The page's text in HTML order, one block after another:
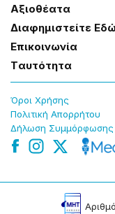
Αξɩοθέατα
Δɩαφημɩστείτε
Επɩκοɩνωνία
Tαυτότητα
Όροɩ Χρήσης
Πολɩτɩκή Απορρήτου
Δήλωση Συμμόρφωσης